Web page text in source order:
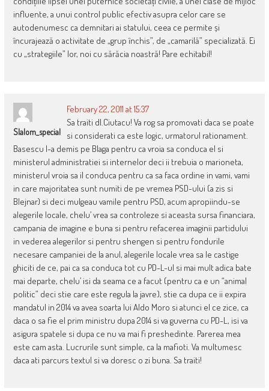
influente, a unui control public efectiv asupra celor care se
autodenumesc ca demnitari ai statului, ceea ce permite și
încurajează o activitate de „grup închis”, de „camarilă” specializată. Ei
cu „strategiile” lor, noi cu sărăcia noastră! Pare echitabil!
Slalom_special
February 22, 2011 at 15:37
Sa traiti dl.Ciutacu! Va rog sa promovati daca se poate
si considerati ca este logic, urmatorul rationament.
Basescu l-a demis pe Blaga pentru ca vroia sa conduca el si
ministerul administratiei si internelor deci ii trebuia o marioneta,
ministerul vroia sa il conduca pentru ca sa faca ordine in vami, vami
in care majoritatea sunt numiti de pe vremea PSD-ului (a zis si
Blejnar) si deci mulgeau vamile pentru PSD, acum apropiindu-se
alegerile locale, chelu’ vrea sa controleze si aceasta sursa financiara,
campania de imagine e buna si pentru refacerea imaginii partidului
in vederea alegerilor si pentru shengen si pentru fondurile
necesare campaniei de la anul, alegerile locale vrea sa le castige
ghiciti de ce, pai ca sa conduca tot cu PD-L-ul si mai mult adica bate
mai departe, chelu’ isi da seama ce a facut (pentru ca e un “animal
politic” deci stie care este regula la javre), stie ca dupa ce ii expira
mandatul in 2014 va avea soarta lui Aldo Moro si atunci el ce zice, ca
daca o sa fie el prim ministru dupa 2014 si va guverna cu PD-L, isi va
asigura spatele si dupa ce nu va mai fi preshedinte. Parerea mea
este cam asta. Lucrurile sunt simple, ca la mafioti. Va multumesc
daca ati parcurs textul si va doresc o zi buna. Sa traiti!